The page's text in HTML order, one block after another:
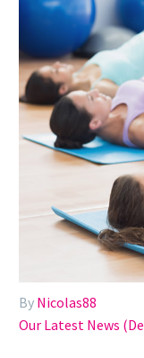
By Nicolas88
Our Latest News